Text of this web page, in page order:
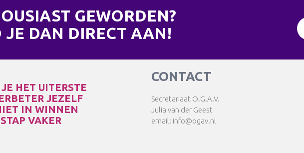
GEWORDEN?
JE DAN DIRECT AAN!
HET UITERSTE
JEZELF
IN WINNEN
VAKER
CONTACT
Secretariaat O.G.A.V.
Julia van der Geest
email: info@ogav.nl